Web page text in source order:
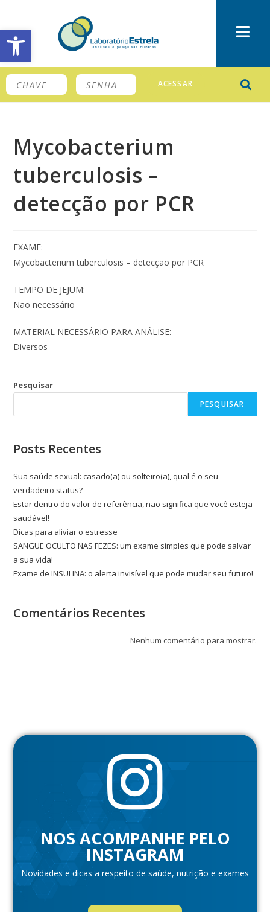
Barra de Ferramentas Aberta
ACESSAR
Mycobacterium
tuberculosis –
detecção por PCR
EXAME:
Mycobacterium tuberculosis – detecção por PCR
TEMPO DE JEJUM:
Não necessário
MATERIAL NECESSÁRIO PARA ANÁLISE:
Diversos
Pesquisar
PESQUISAR
Posts Recentes
Sua saúde sexual: casado(a) ou solteiro(a), qual é o seu
verdadeiro status?
Estar dentro do valor de referência, não significa que você esteja
saudável!
Dicas para aliviar o estresse
SANGUE OCULTO NAS FEZES: um exame simples que pode salvar
a sua vida!
Exame de INSULINA: o alerta invisível que pode mudar seu futuro!
Comentários Recentes
Nenhum comentário para mostrar.
NOS ACOMPANHE PELO
INSTAGRAM
Novidades e dicas a respeito de saúde, nutrição e exames